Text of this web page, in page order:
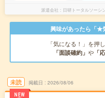
派遣会社 日研トータルソー
興味があったら「★
「気になる！」を押
「面談確約」 や 「
未読
NEW
掲載日 2026/08/06